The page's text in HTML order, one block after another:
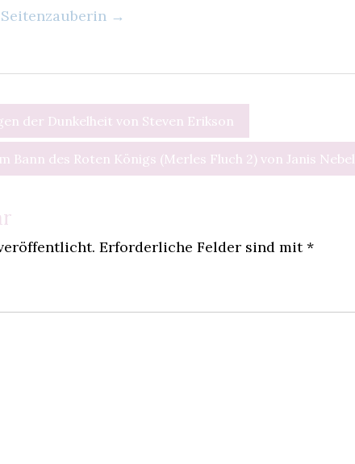
→
der Dunkelheit von Steven Erikson
Bann des Roten Königs (Merles Fluch 2) von Janis Nebel
Erforderliche Felder sind mit*